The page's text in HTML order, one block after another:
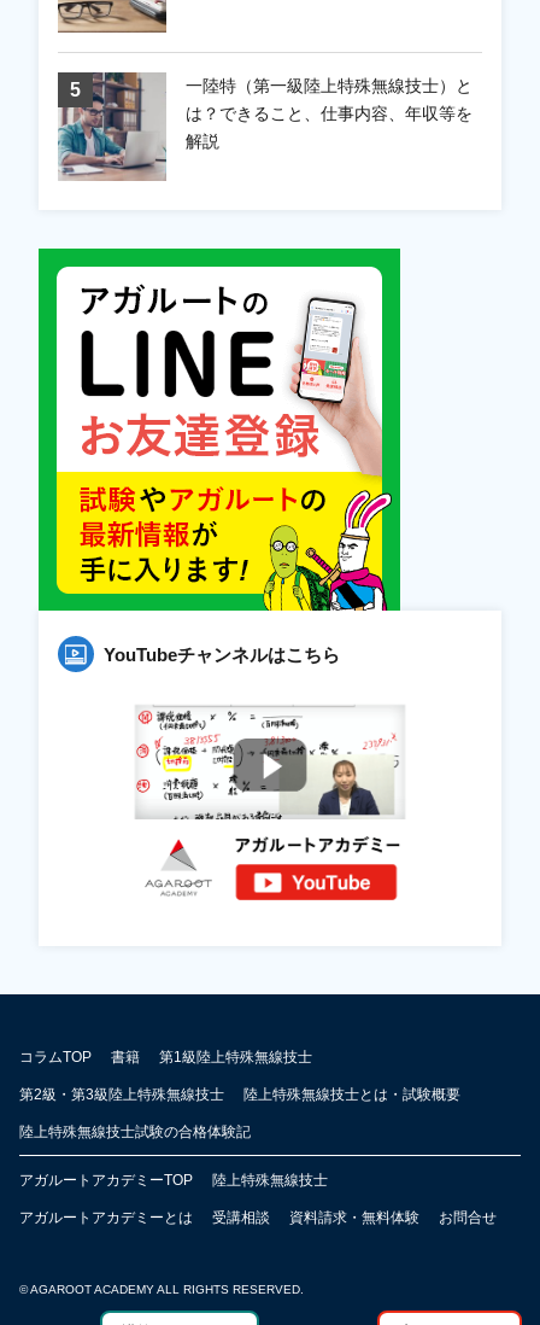
一陸特（第一級陸上特殊無線技士）と
は？できること、仕事内容、年収等を
解説
YouTubeチャンネルはこちら
コラムTOP 書籍 第1級陸上特殊無線技士
第2級・第3級陸上特殊無線技士 陸上特殊無線技士とは・試験概要
陸上特殊無線技士試験の合格体験記
アガルートアカデミーTOP 陸上特殊無線技士
アガルートアカデミーとは 受講相談 資料請求・無料体験 お問合せ
© AGAROOT ACADEMY ALL RIGHTS RESERVED.